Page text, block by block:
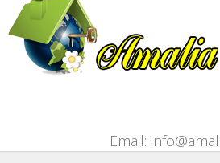
Email: